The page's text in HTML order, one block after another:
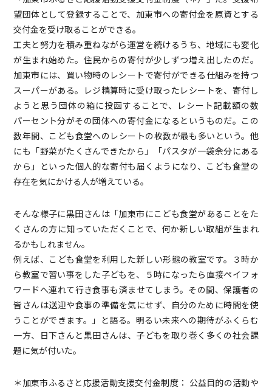
望団体として登録することで、加東市への寄付金を原資とする
交付金を受け取ることができる。
工夫と努力を積み重ねながら運営を続けるうち、地域にも変化
が生まれ始めた。住民からの寄付が少しずつ増え出したのだ。
加東市には、買い物時のレシートで寄付ができる仕組みを持つ
スーパーがある。レジ精算時に受け取ったレシートを、寄付し
ようと思う団体の箱に投函することで、レシート記載額の数
パーセント分がその団体への寄付金になるというものだ。この
数年間、こども食堂へのレシートの枚数が最も多いという。他
にも「野菜がたくさんできたから」「パスタが一袋余分にある
から」といった個人的な寄付も届くようになり、こども食堂の
存在を気にかける人が増えている。
そんな様子に黒田さんは「加東市にこども食堂があることをた
くさんの方に知っていただくことで、何か新しい取組が生まれ
るかもしれません。
例えば、こども食堂を利用した新しい形態の教室です。３時か
ら教室で習い事をした子どもを、５時になったら直接ペイフォ
ワードへ連れて行き食事も済ませてしまう。その間、保護者の
皆さんは送迎や食事の準備を気にせず、自分のために時間を使
うことができます。」と語る。明るい未来への期待がふくらむ
一方、日下さんと黒田さんは、子どもを取り巻く多くの社会課
題に気が付いた。
＊加東市ふるさと応援活動支援交付金制度： 公益目的の活動や